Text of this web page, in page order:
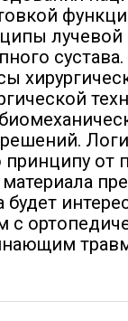
лучевой
принципу от